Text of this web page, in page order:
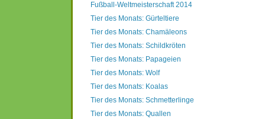
Fußball-Weltmeisterschaft 2014
Tier des Monats: Gürteltiere
Tier des Monats: Chamäleons
Tier des Monats: Schildkröten
Tier des Monats: Papageien
Tier des Monats: Wolf
Tier des Monats: Koalas
Tier des Monats: Schmetterlinge
Tier des Monats: Quallen